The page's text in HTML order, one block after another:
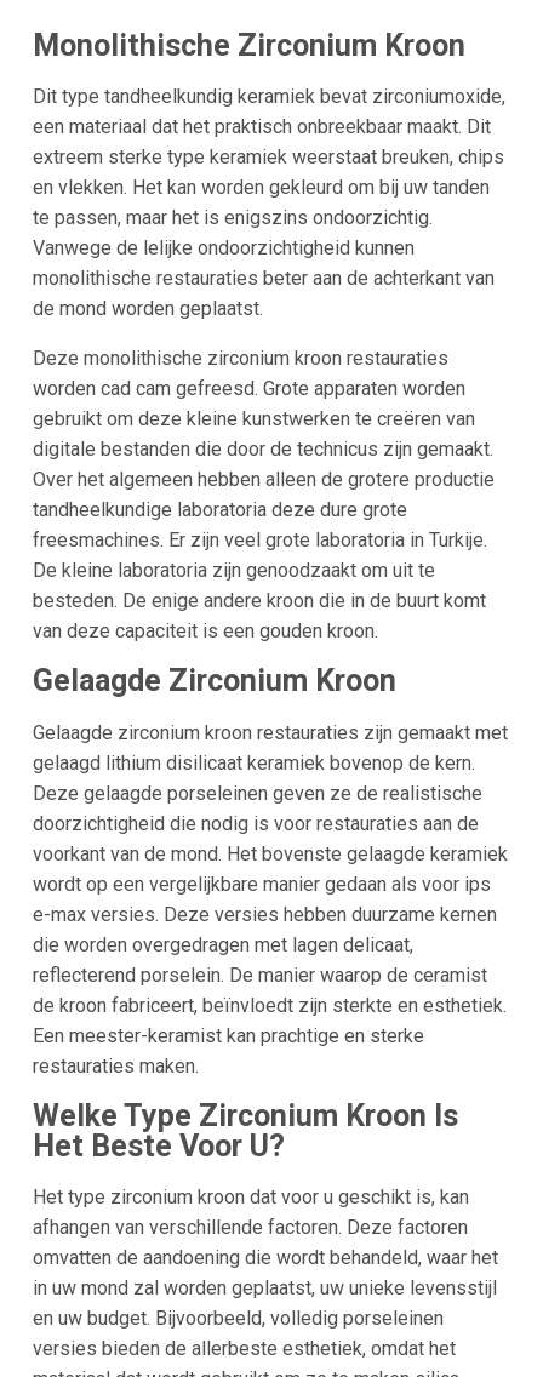
Monolithische Zirconium Kroon
Dit type tandheelkundig keramiek bevat zirconiumoxide,
een materiaal dat het praktisch onbreekbaar maakt. Dit
extreem sterke type keramiek weerstaat breuken, chips
en vlekken. Het kan worden gekleurd om bij uw tanden
te passen, maar het is enigszins ondoorzichtig.
Vanwege de lelijke ondoorzichtigheid kunnen
monolithische restauraties beter aan de achterkant van
de mond worden geplaatst.
Deze monolithische zirconium kroon restauraties
worden cad cam gefreesd. Grote apparaten worden
gebruikt om deze kleine kunstwerken te creëren van
digitale bestanden die door de technicus zijn gemaakt.
Over het algemeen hebben alleen de grotere productie
tandheelkundige laboratoria deze dure grote
freesmachines. Er zijn veel grote laboratoria in Turkije.
De kleine laboratoria zijn genoodzaakt om uit te
besteden. De enige andere kroon die in de buurt komt
van deze capaciteit is een gouden kroon.
Gelaagde Zirconium Kroon
Gelaagde zirconium kroon restauraties zijn gemaakt met
gelaagd lithium disilicaat keramiek bovenop de kern.
Deze gelaagde porseleinen geven ze de realistische
doorzichtigheid die nodig is voor restauraties aan de
voorkant van de mond. Het bovenste gelaagde keramiek
wordt op een vergelijkbare manier gedaan als voor ips
e-max versies. Deze versies hebben duurzame kernen
die worden overgedragen met lagen delicaat,
reflecterend porselein. De manier waarop de ceramist
de kroon fabriceert, beïnvloedt zijn sterkte en esthetiek.
Een meester-keramist kan prachtige en sterke
restauraties maken.
Welke Type Zirconium Kroon Is
Het Beste Voor U?
Het type zirconium kroon dat voor u geschikt is, kan
afhangen van verschillende factoren. Deze factoren
omvatten de aandoening die wordt behandeld, waar het
in uw mond zal worden geplaatst, uw unieke levensstijl
en uw budget. Bijvoorbeeld, volledig porseleinen
versies bieden de allerbeste esthetiek, omdat het